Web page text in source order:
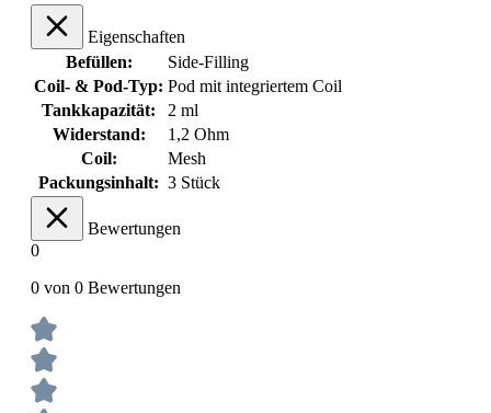
Eigenschaften
Befüllen:
Side-Filling
Coil- & Pod-Typ: Pod mit integriertem Coil
Tankkapazität:
2 ml
Widerstand:
1,2 Ohm
Coil:
Mesh
Packungsinhalt: 3 Stück
Bewertungen
0
0 von 0 Bewertungen